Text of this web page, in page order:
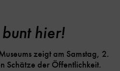
hier!
zeigt am Samstag, 2.
Schätze der Öffentlichkeit.